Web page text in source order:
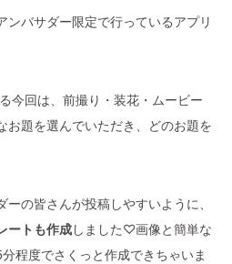
ンバサダー限定で行っているアプリ
今回は、前撮り・装花・ムービー
お題を選んでいただき、どのお題を
の皆さんが投稿しやすいように、
ートも作成しました♡画像と簡単な
程度でさくっと作成できちゃいま